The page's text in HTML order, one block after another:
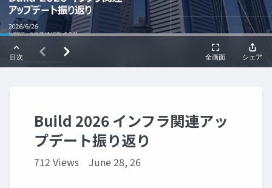
Build 2026 インフラ関連アッ
プデート振り返り
712 Views June 28, 26